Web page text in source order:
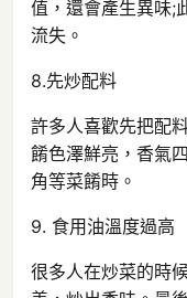
值，還會產生異味;
流失。
8.先炒配料
許多人喜歡先把配
餚色澤鮮亮，香氣
角等菜餚時。
9. 食用油溫度過高
很多人在炒菜的時